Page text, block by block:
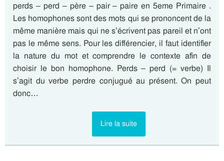
perds – perd – père – pair – paire en 5eme Primaire .
Les homophones sont des mots qui se prononcent de la
même manière mais qui ne s’écrivent pas pareil et n’ont
pas le même sens. Pour les différencier, il faut identifier
la nature du mot et comprendre le contexte afin de
choisir le bon homophone. Perds – perd (= verbe) Il
s’agit du verbe perdre conjugué au présent. On peut
donc…
Lire la suite